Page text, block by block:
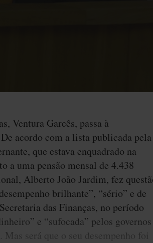
Ventura Garcês, passa à
acordo com a lista publicada pela
que estava enquadrado na
a uma pensão mensal de 4.438
Alberto João Jardim, fez
brilhante”, “sério” e de
das Finanças, no período
e “sufocada” pelos governos
Mas será que o seu desempenho foi